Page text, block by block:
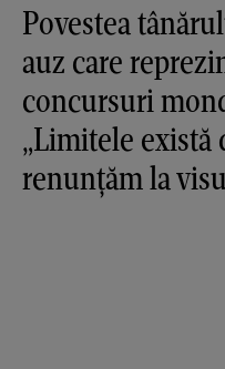
Povestea
auz care
concursuri
„Limitele există
renunțăm la